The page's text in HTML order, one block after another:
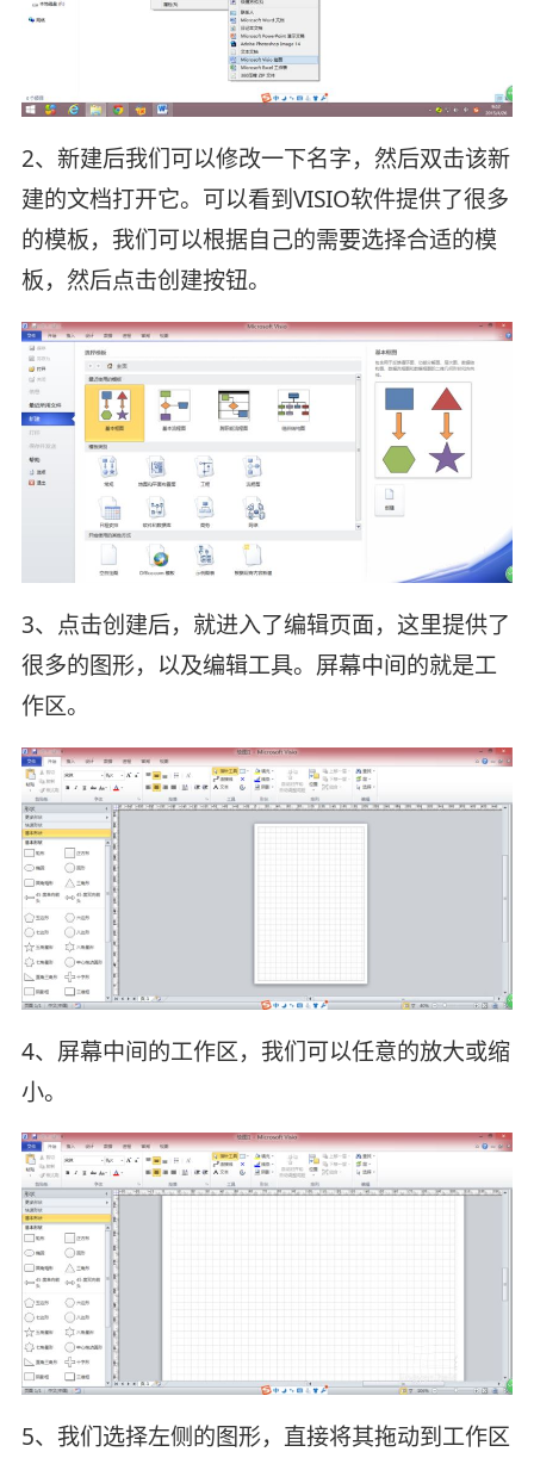
2、新建后我们可以修改一下名字，然后双击该新
建的文档打开它。可以看到VISIO软件提供了很多
的模板，我们可以根据自己的需要选择合适的模
板，然后点击创建按钮。
3、点击创建后，就进入了编辑页面，这里提供了
很多的图形，以及编辑工具。屏幕中间的就是工
作区。
4、屏幕中间的工作区，我们可以任意的放大或缩
小。
5、我们选择左侧的图形，直接将其拖动到工作区